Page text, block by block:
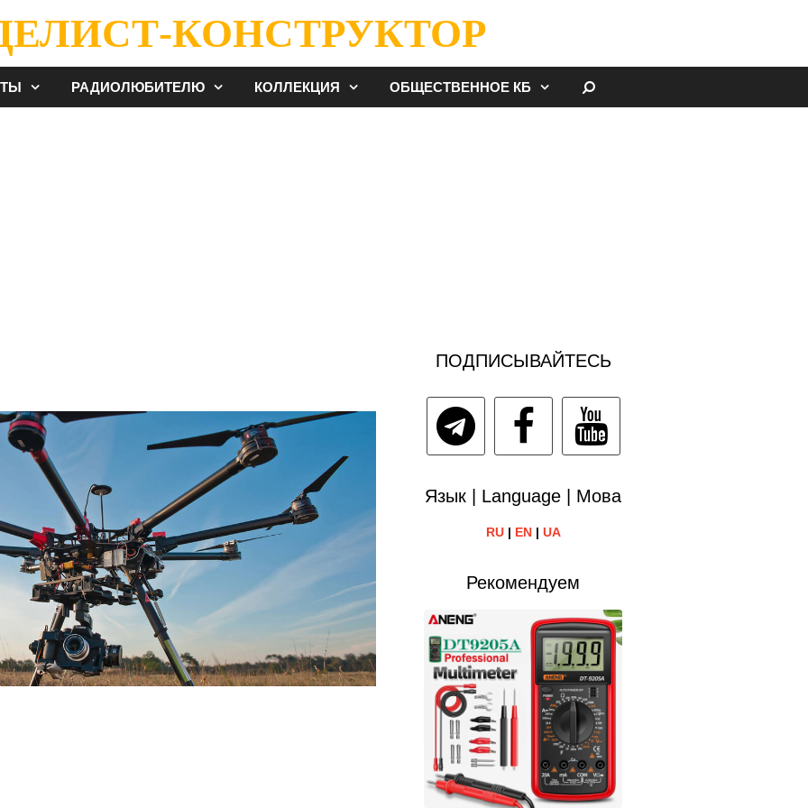
КОНСТРУКТОР
РАДИОЛЮБИТЕЛЮ КОЛЛЕКЦИЯ ОБЩЕСТВЕННОЕ КБ
ПОДПИСЫВАЙТЕСЬ
Язык | Language | Мова
RU| EN| UA
Рекомендуем